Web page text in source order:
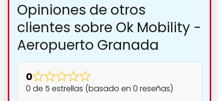
Opiniones de otros
clientes sobre Ok Mobility -
Aeropuerto Granada
0
0 de 5 estrellas (basado en 0 reseñas)